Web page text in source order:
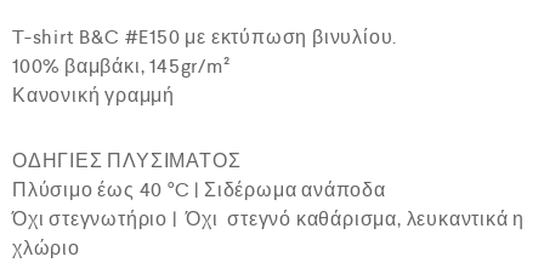
γ
ή
θ
η
μ
ε
α
π
T-shirt B&C #E150 με εκτύπωση βινυλίου.
100% βαμβάκι, 145gr/m²
Κανονική γραμμή
ΟΔΗΓΙΕΣ ΠΛΥΣΙΜΑΤΟΣ
Πλύσιμο έως 40 °C | Σιδέρωμα ανάποδα
Όχι στεγνωτήριο | Όχι στεγνό καθάρισμα, λευκαντικά η
χλώριο